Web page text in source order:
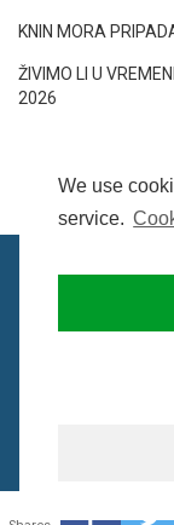
We use
service.
KNIN MORA
ŽIVIMO LI U
2026